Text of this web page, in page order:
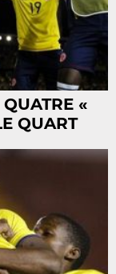
«
QUART